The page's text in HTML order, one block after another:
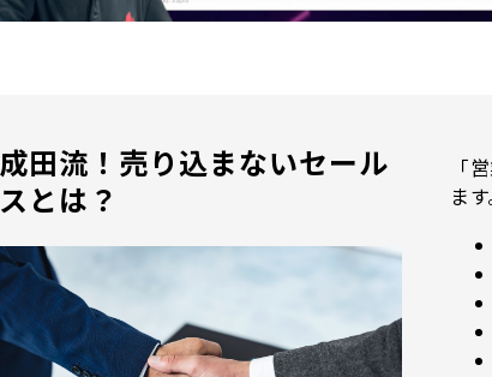
成田流！売り込まないセール
スとは？
「
ます